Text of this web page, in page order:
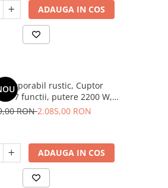
ADAUGA IN COS
rustic, Cuptor
L, 7 functii, putere 2200 W,
clasa A, Plita
SAMUS
RON2.085,00 RON
ADAUGA IN COS